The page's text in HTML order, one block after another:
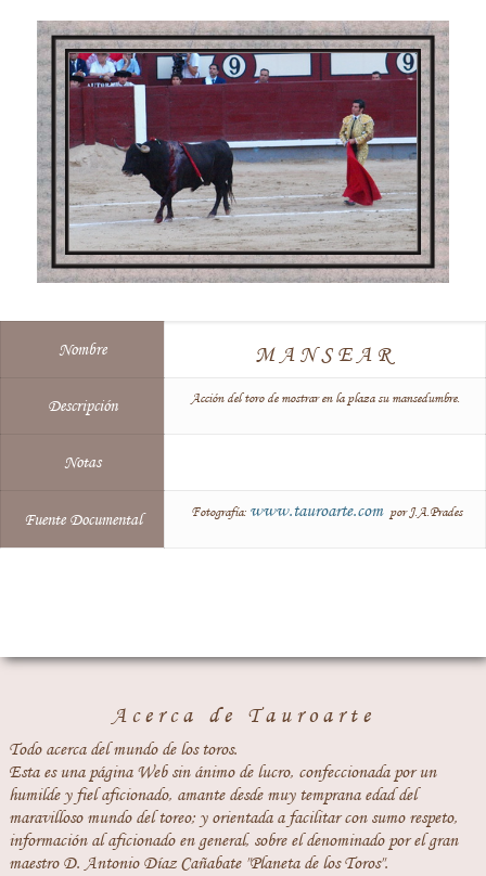
Nombre MANSEAR
Descripción Acción del toro de mostrar en la plaza su mansedumbre.
Notas
Fuente Documental Fotografía: www.tauroarte.compor J.A.Prades
Acerca de Tauroarte
Todo acerca del mundo de los toros.
Esta es una página Web sin ánimo de lucro, confeccionada por un
humilde y fiel aficionado, amante desde muy temprana edad del
maravilloso mundo del toreo; y orientada a facilitar con sumo respeto,
información al aficionado en general, sobre el denominado por el gran
maestro D. Antonio Díaz Cañabate "Planeta de los Toros".